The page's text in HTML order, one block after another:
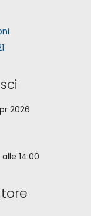
2026
14:00